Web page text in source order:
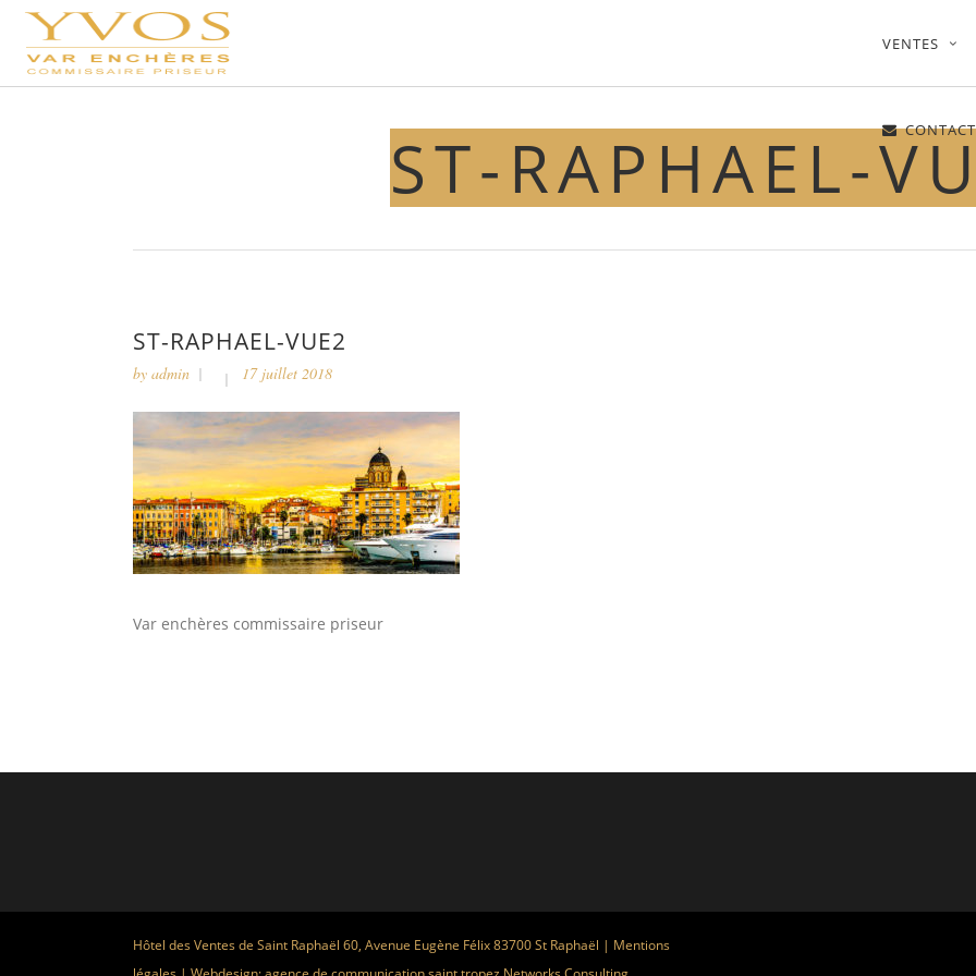
VENTES
CONTACT
ST-RAPHAEL-
ST-RAPHAEL-VUE2
by admin 17 juillet 2018
Var enchères commissaire priseur
Hôtel des Ventes de Saint Raphaël 60, Avenue Eugène Félix 83700 St Raphaël | Mentions